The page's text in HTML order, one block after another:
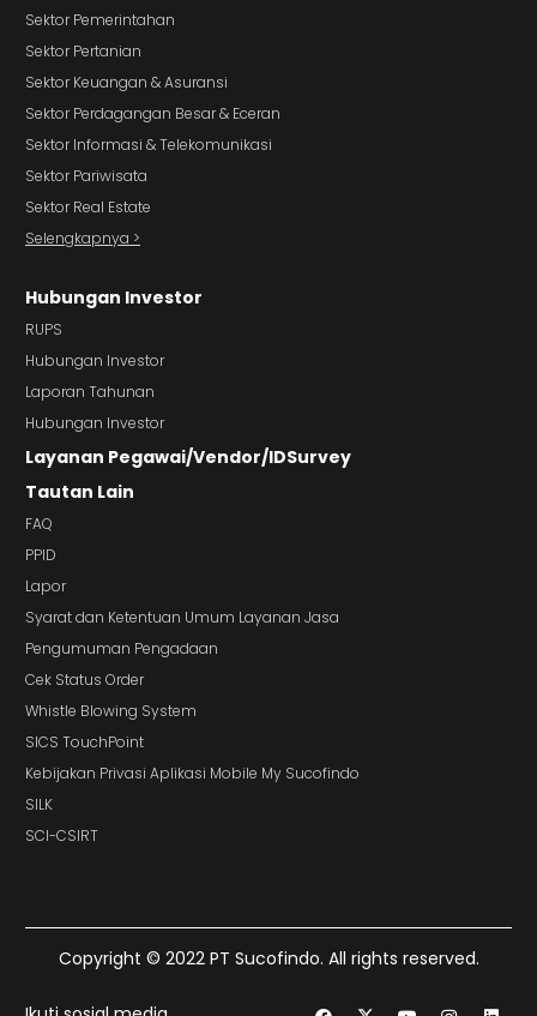
Sektor Pemerintahan
Sektor Pertanian
Sektor Keuangan & Asuransi
Sektor Perdagangan Besar & Eceran
Sektor Informasi & Telekomunikasi
Sektor Pariwisata
Sektor Real Estate
Selengkapnya >
Hubungan Investor
RUPS
Hubungan Investor
Laporan Tahunan
Hubungan Investor
Layanan Pegawai/Vendor/IDSurvey
Tautan Lain
FAQ
PPID
Lapor
Syarat dan Ketentuan Umum Layanan Jasa
Pengumuman Pengadaan
Cek Status Order
Whistle Blowing System
SICS TouchPoint
Kebijakan Privasi Aplikasi Mobile My Sucofindo
SILK
SCI-CSIRT
Copyright © 2022 PT Sucofindo. All rights reserved.